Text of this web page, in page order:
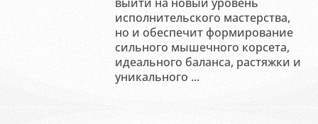
исполнительского мастерства,
но и обеспечит формирование
сильного мышечного корсета,
идеального баланса, растяжки и
уникального ...